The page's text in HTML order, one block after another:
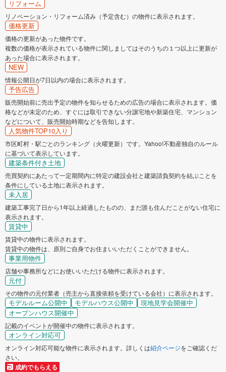
リフォーム
リノベーション・リフォーム済み（予定含む）の物件に表示されます。
価格更新
価格の更新があった物件です。
複数の価格が表示されている物件に関しましてはそのうちの１つ以上に更新が
あった場合に表示されます。
NEW
情報公開日が7日以内の場合に表示されます。
予告広告
販売開始前に売出予定の物件を知らせるための広告の場合に表示されます。価
格などが未定のため、すぐには取引できない分譲宅地や新築住宅、マンション
などについて、販売開始時期などを告知します。
人気物件TOP10入り
市区町村・駅ごとのランキング（火曜更新）です。Yahoo!不動産独自のルール
に基づいて表示しています。
建築条件付き土地
売買契約にあたって一定期間内に特定の建設会社と建築請負契約を結ぶことを
条件にしている土地に表示されます。
未入居
建築工事完了日から1年以上経過したものの、まだ誰も住んだことがない住宅に
表示されます。
賃貸中
賃貸中の物件に表示されます。
賃貸中の物件は、原則ご自身でお住まいいただくことができません。
事業用物件
店舗や事務所などにお使いいただける物件に表示されます。
元付
その物件の元付業者（売主から直接依頼を受けている会社）に表示されます。
モデルルーム公開中 モデルハウス公開中
現地見学会開催中
オープンハウス開催中
記載のイベントが開催中の物件に表示されます。
オンライン対応可
オンライン対応可能な物件に表示されます。詳しくは紹介ページをご確認くだ
さい。
成約でもらえる